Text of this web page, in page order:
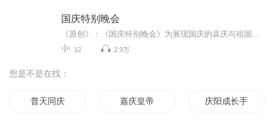
国庆特别晚会
12 2.9万
您是不是在找：
普天同庆 嘉庆皇帝 庆阳成长手札